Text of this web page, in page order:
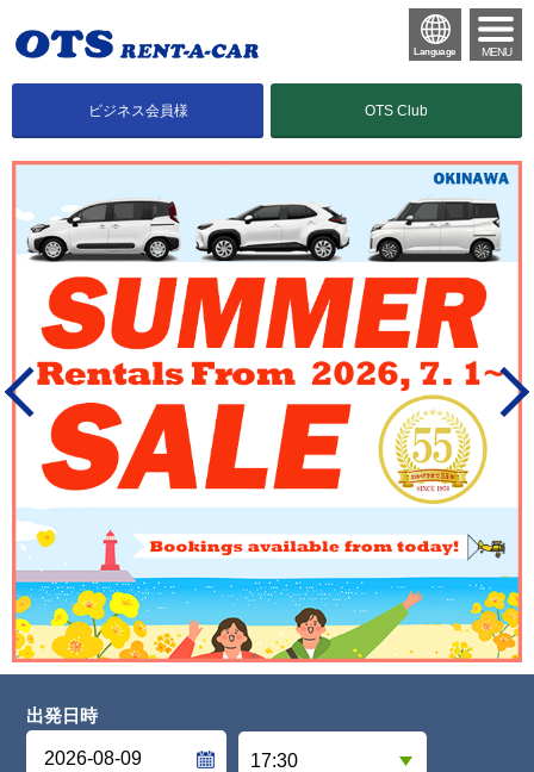
OTS Club
ビジネス会員様
Language MENU
出発日時